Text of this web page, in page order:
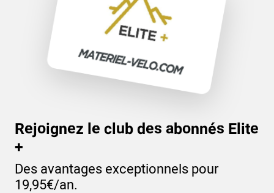
Rejoignez le club des abonnés Elite
+
Des avantages exceptionnels pour
19,95€/an.